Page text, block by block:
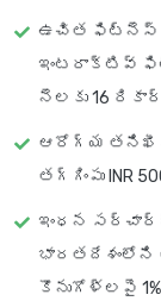
ఉచిత ఫిట్‌నెస్
ఇంటరాక్టివ్
నెలకు 16
ఆరోగ్య తనిఖీపై
తగ్గింపు INR
ఇంధన
భారతదేశంలోని
కొనుగోళ్లపై